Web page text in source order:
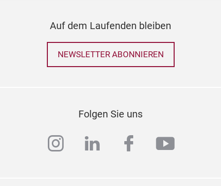
Auf dem Laufenden bleiben
NEWSLETTER ABONNIEREN
Folgen Sie uns
instagram
linkedinfacebook